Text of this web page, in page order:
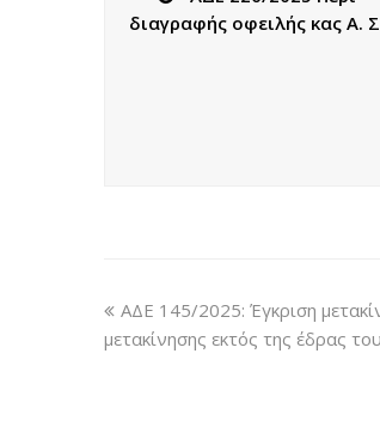
διαγραφής οφειλής κας Α.
ΑΔΕ 145/2025: Έγκριση
μετακίνησης εκτός της έδρας